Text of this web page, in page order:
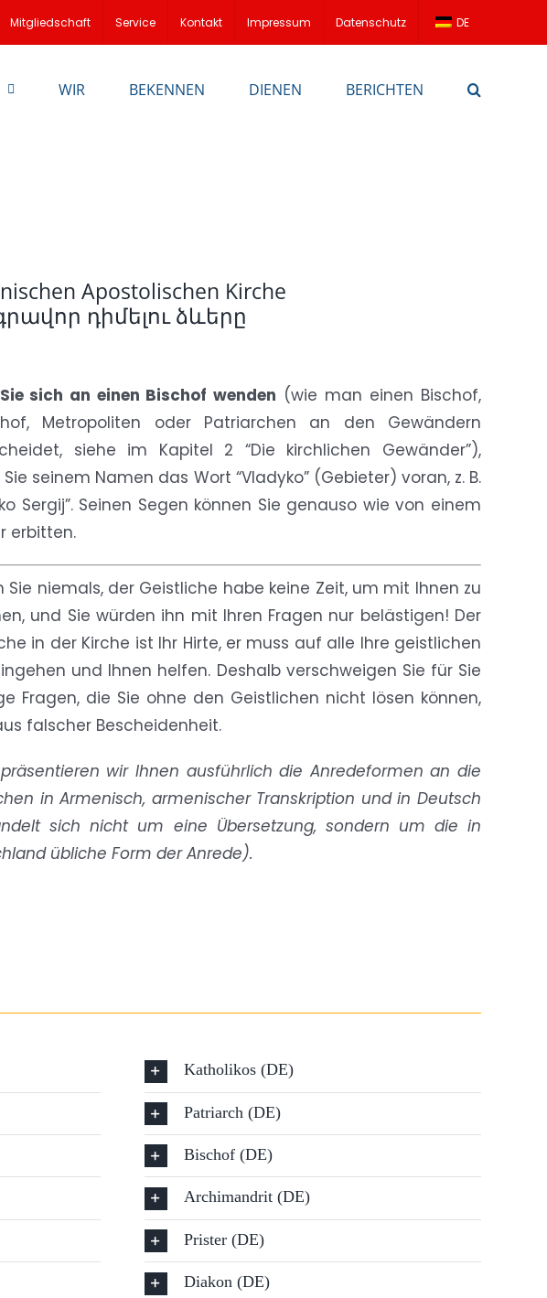
Mitgliedschaft Service Kontakt Impressum Datenschutz DE
WIR BEKENNEN DIENEN BERICHTEN
Apostolischen Kirche
դիմելու ձևերը
sich an einen Bischof wenden (wie man einen Bischof,
Metropoliten oder Patriarchen an den Gewändern
siehe im Kapitel 2 “Die kirchlichen Gewänder”),
seinem Namen das Wort “Vladyko” (Gebieter) voran, z. B.
Sergij”. Seinen Segen können Sie genauso wie von einem
erbitten.
Sie niemals, der Geistliche habe keine Zeit, um mit Ihnen zu
und Sie würden ihn mit Ihren Fragen nur belästigen! Der
in der Kirche ist Ihr Hirte, er muss auf alle Ihre geistlichen
und Ihnen helfen. Deshalb verschweigen Sie für Sie
Fragen, die Sie ohne den Geistlichen nicht lösen können,
falscher Bescheidenheit.
wir Ihnen ausführlich die Anredeformen an die
in Armenisch, armenischer Transkription und in Deutsch
sich nicht um eine Übersetzung, sondern um die in
übliche Form der Anrede).
Katholikos (DE)
Patriarch (DE)
Bischof (DE)
Archimandrit (DE)
Prister (DE)
Diakon (DE)